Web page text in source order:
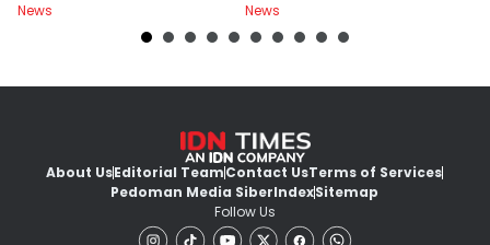
News
News
About UsEditorial TeamContact UsTerms of Services
Pedoman Media SiberIndexSitemap
Follow Us